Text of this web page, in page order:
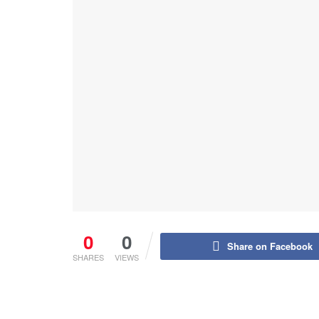
0
SHARES
0
VIEWS
Share on Facebook